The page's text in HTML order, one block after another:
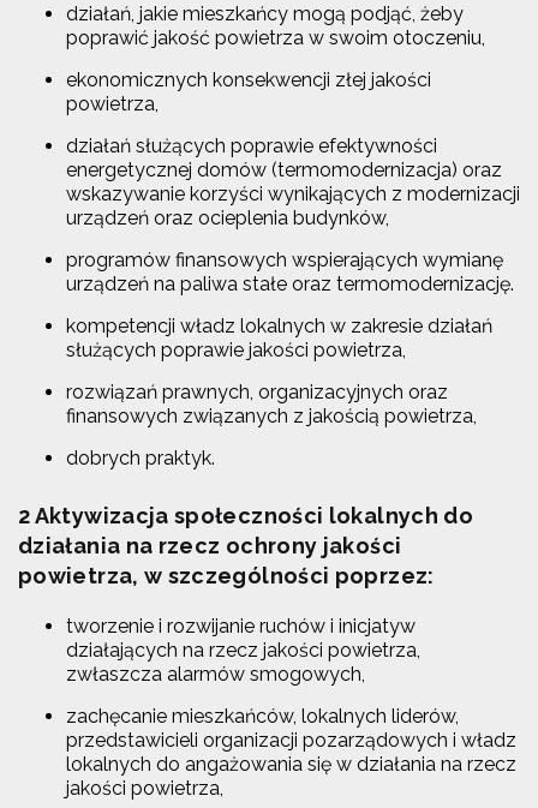
działań, jakie mieszkańcy mogą podjąć, żeby
poprawić jakość powietrza w swoim otoczeniu,
ekonomicznych konsekwencji złej jakości
powietrza,
działań służących poprawie efektywności
energetycznej domów (termomodernizacja) oraz
wskazywanie korzyści wynikających z modernizacji
urządzeń oraz ocieplenia budynków,
programów finansowych wspierających wymianę
urządzeń na paliwa stałe oraz termomodernizację.
kompetencji władz lokalnych w zakresie działań
służących poprawie jakości powietrza,
rozwiązań prawnych, organizacyjnych oraz
finansowych związanych z jakością powietrza,
dobrych praktyk.
2 Aktywizacja społeczności lokalnych do
działania na rzecz ochrony jakości
powietrza, w szczególności poprzez:
tworzenie i rozwijanie ruchów i inicjatyw
działających na rzecz jakości powietrza,
zwłaszcza alarmów smogowych,
zachęcanie mieszkańców, lokalnych liderów,
przedstawicieli organizacji pozarządowych i władz
lokalnych do angażowania się w działania na rzecz
jakości powietrza,